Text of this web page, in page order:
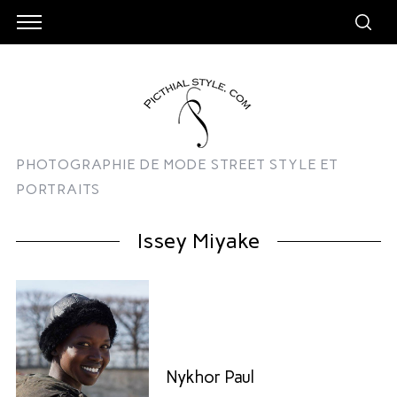
PHOTOGRAPHIE DE MODE STREET STYLE ET
PORTRAITS
Issey Miyake
Nykhor Paul